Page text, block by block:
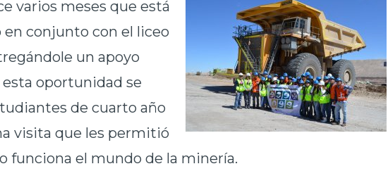
varios meses que está
conjunto con el liceo
un apoyo
oportunidad se
de cuarto año
visita que les permitió
funciona el mundo de la minería.